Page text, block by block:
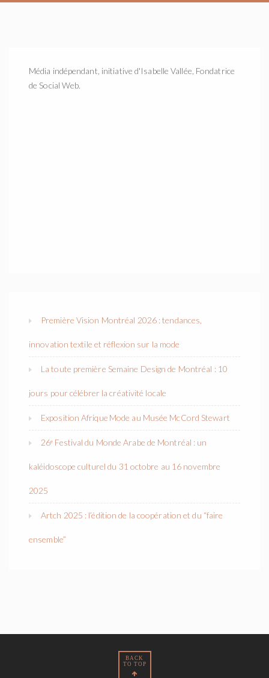
Média indépendant, initiative d'Isabelle Vallée, Fondatrice
de Social Web.
Première Vision Montréal 2026 : tendances,
innovation textile et réflexion sur la mode
La toute première Semaine Design de Montréal : 10
jours pour célébrer la créativité locale
Exposition Afrique Mode au Musée McCord Stewart
26ᵉ Festival du Monde Arabe de Montréal : un
kaléidoscope culturel du 31 octobre au 16 novembre
2025
Artch 2025 : l’édition de la coopération et du “faire
ensemble”
BACK
TO TOP